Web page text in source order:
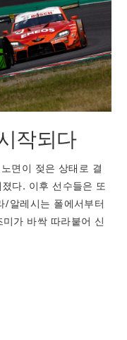
작되다
면이 젖은 상태로 결
다. 이후 선수들은 또
/알레시는 폴에서부터
가 바싹 따라붙어 신